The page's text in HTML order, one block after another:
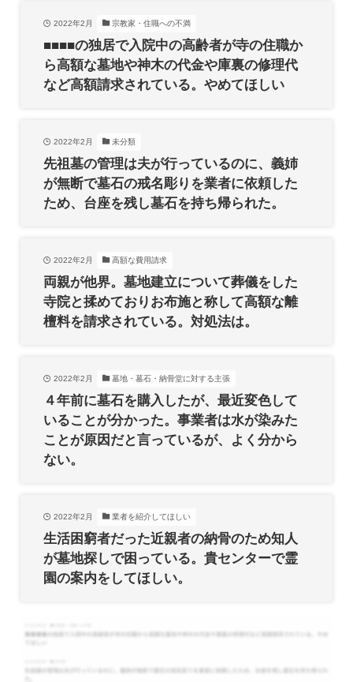
2022年2月 宗教家・住職への不満
■■■■の独居で入院中の高齢者が寺の住職か
ら高額な墓地や神木の代金や庫裏の修理代
など高額請求されている。やめてほしい
2022年2月 未分類
先祖墓の管理は夫が行っているのに、義姉
が無断で墓石の戒名彫りを業者に依頼した
ため、台座を残し墓石を持ち帰られた。
2022年2月 高額な費用請求
両親が他界。墓地建立について葬儀をした
寺院と揉めておりお布施と称して高額な離
檀料を請求されている。対処法は。
2022年2月 墓地・墓石・納骨堂に対する主張
４年前に墓石を購入したが、最近変色して
いることが分かった。事業者は水が染みた
ことが原因だと言っているが、よく分から
ない。
2022年2月 業者を紹介してほしい
生活困窮者だった近親者の納骨のため知人
が墓地探しで困っている。貴センターで霊
園の案内をしてほしい。